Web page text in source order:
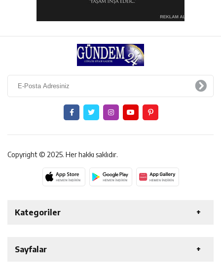
Copyright © 2025. Her hakkı saklıdır.
Kategoriler
EKONOMİ
Sayfalar